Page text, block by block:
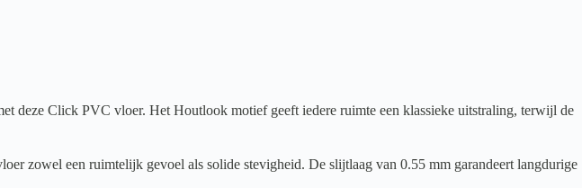
deze Click PVC vloer. Het Houtlook motief geeft iedere ruimte een klassieke uitstraling, terwijl de
zowel een ruimtelijk gevoel als solide stevigheid. De slijtlaag van 0.55 mm garandeert langdurige